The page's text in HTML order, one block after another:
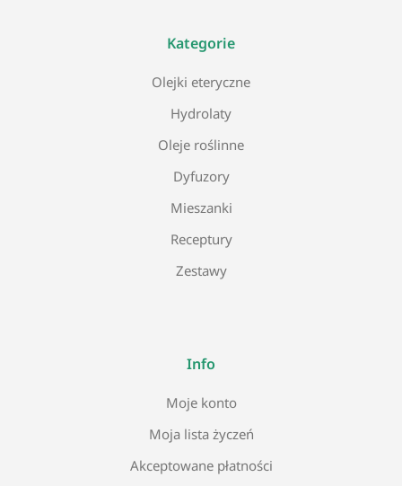
Kategorie
Olejki eteryczne
Hydrolaty
Oleje roślinne
Dyfuzory
Mieszanki
Receptury
Zestawy
Info
Moje konto
Moja lista życzeń
Akceptowane płatności